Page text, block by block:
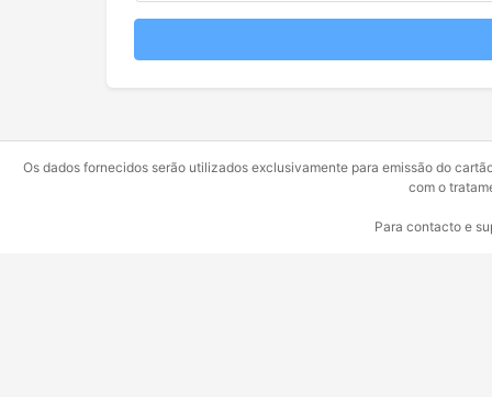
Os dados fornecidos serão utilizados exclusivamente para emissão do
com o
Para contacto e